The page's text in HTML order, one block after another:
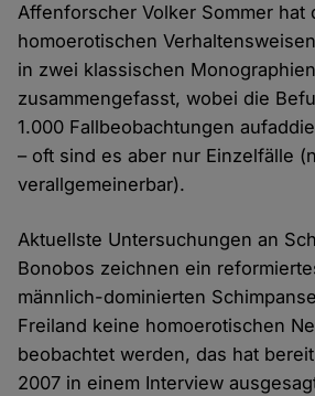
Affenforscher Volker Sommer hat
homoerotischen
in zwei klassischen Monographien
zusammengefasst, wobei die
1.000 Fallbeobachtungen
– oft sind es aber nur Einzelfälle
verallgemeinerbar).
Aktuellste Untersuchungen an
Bonobos zeichnen ein
männlich-dominierten
Freiland keine homoerotischen
beobachtet werden, das hat
2007 in einem Interview